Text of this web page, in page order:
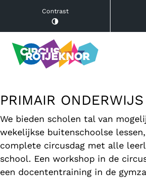
Contrast
PRIMAIR ONDERWIJS
We bieden scholen tal van
wekelijkse buitenschoolse
complete circusdag met alle
school. Een workshop in de
een docententraining in de